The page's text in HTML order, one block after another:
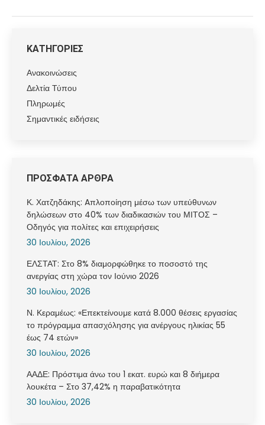
ΚΑΤΗΓΟΡΙΕΣ
Ανακοινώσεις
Δελτία Τύπου
Πληρωμές
Σημαντικές ειδήσεις
ΠΡΟΣΦΑΤΑ ΑΡΘΡΑ
Κ. Χατζηδάκης: Aπλοποίηση μέσω των υπεύθυνων
δηλώσεων στο 40% των διαδικασιών του ΜΙΤΟΣ –
Οδηγός για πολίτες και επιχειρήσεις
30 Ιουλίου, 2026
ΕΛΣΤΑΤ: Στο 8% διαμορφώθηκε το ποσοστό της
ανεργίας στη χώρα τον Ιούνιο 2026
30 Ιουλίου, 2026
Ν. Κεραμέως: «Επεκτείνουμε κατά 8.000 θέσεις εργασίας
το πρόγραμμα απασχόλησης για ανέργους ηλικίας 55
έως 74 ετών»
30 Ιουλίου, 2026
ΑΑΔΕ: Πρόστιμα άνω του 1 εκατ. ευρώ και 8 διήμερα
λουκέτα – Στο 37,42% η παραβατικότητα
30 Ιουλίου, 2026